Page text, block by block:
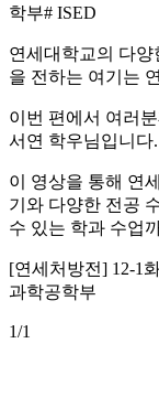
학부# ISED
연세대학교의 다
을 전하는 여기는
이번 편에서 여러
서연 학우님입니다.
이 영상을 통해 연
기와 다양한 전공
수 있는 학과 수업
[연세처방전] 12-1
과학공학부
1/1